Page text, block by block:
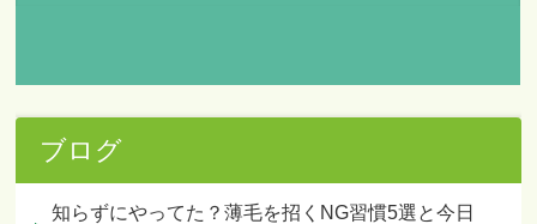
ブログ
知らずにやってた？薄毛を招くNG習慣5選と今日